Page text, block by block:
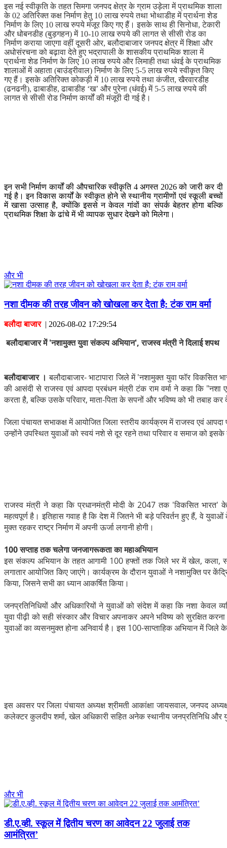
इस नई स्वीकृति के तहत सिमगा जनपद क्षेत्र के ग्राम उड़ेला में प्राथमिक शाला
के 02 अतिरिक्त कक्ष निर्माण हेतु 10 लाख रुपये तथा भोथाडीह में प्रार्थना शेड
निर्माण के लिए 10 लाख रुपये मंजूर किए गए हैं। इसके साथ ही सिनोधा, टेकारी
और धोबनडीह (बुड़गहन) में 10-10 लाख रुपये की लागत से सीसी रोड का
निर्माण कराया जाएगा वहीं दूसरी ओर, बलौदाबाजार जनपद क्षेत्र में शिक्षा और
अधोसंरचना को बढ़ावा देते हुए भद्रापाली के शासकीय प्राथमिक शाला में
प्रार्थना शेड निर्माण के लिए 10 लाख रुपये और लिमाही तथा धंवई के प्राथमिक
शालाओं में अहाता (बाउंड्रीवाल) निर्माण के लिए 5-5 लाख रुपये स्वीकृत किए
गए हैं। इसके अतिरिक्त कोकड़ी में 10 लाख रुपये तथा कंजीत, खैरवारडीह
(ढनढनी), ढाबाडीह, ढाबाडीह ‘ख’ और पुरेना (धंवई) में 5-5 लाख रुपये की
लागत से सीसी रोड निर्माण कार्यों की मंजूरी दी गई है।
इन सभी निर्माण कार्यों की औपचारिक स्वीकृति 4 अगस्त 2026 को जारी कर दी
गई है। इन विकास कार्यों के स्वीकृत होने से स्थानीय ग्रामीणों एवं स्कूली बच्चों
में खासा उत्साह है, क्योंकि इससे न केवल गांवों का संपर्क बेहतर होगा बल्कि
प्राथमिक शिक्षा के ढांचे में भी व्यापक सुधार देखने को मिलेगा।
और भी
नशा दीमक की तरह जीवन को खोखला कर देता है: टंक राम वर्मा
बलौदा बाजार| 2026-08-02 17:29:54
बलौदाबाजार में 'नशामुक्त युवा संकल्प अभियान', राजस्व मंत्री ने दिलाई शपथ
​बलौदाबाजार ।बलौदाबाजार- भाटापारा जिले में 'नशामुक्त युवा फॉर
की आसंदी से राजस्व एवं आपदा प्रबंधन मंत्री टंक राम वर्मा ने कहा कि
करता है, बल्कि उसके परिवार, माता-पिता के सपनों और भविष्य को भी तबाह कर
जिला पंचायत सभाकक्ष में आयोजित जिला स्तरीय कार्यक्रम में राजस्व एवं
उन्होंने उपस्थित युवाओं को स्वयं नशे से दूर रहने तथा परिवार व समाज को
राजस्व मंत्री ने कहा कि प्रधानमंत्री मोदी के 2047 तक 'विकसित
महत्वपूर्ण है। इतिहास गवाह है कि देश में जितने भी बड़े परिवर्तन हुए हैं, वे
मुक्त रहकर राष्ट्र निर्माण में अपनी ऊर्जा लगानी होगी।
​100 सप्ताह तक चलेगा जनजागरूकता का महाअभियान
इस संकल्प अभियान के तहत आगामी 100 हफ्तों तक जिले भर में खेल, कला,
लगातार आयोजित किए जाएंगे। कार्यक्रम के दौरान युवाओं ने नशामुक्ति पर
किया, जिसने सभी का ध्यान आकर्षित किया।
​जनप्रतिनिधियों और अधिकारियों ने युवाओं को संदेश में कहा कि नशा केवल
युवा पीढ़ी को सही संस्कार और विचार अपनाकर अपने भविष्य को सुरक्षित
युवाओं का व्यसनमुक्त होना अनिवार्य है। इस 100-साप्ताहिक अभियान में
​इस अवसर पर जिला पंचायत अध्यक्ष श्रीमती आकांक्षा जायसवाल, जनपद
कलेक्टर कुलदीप शर्मा, खेल अधिकारी सहित अनेक स्थानीय जनप्रतिनिधि और
और भी
डी.ए.व्ही. स्कूल में द्वितीय चरण का आवेदन 22 जुलाई तक
आमंत्रित’